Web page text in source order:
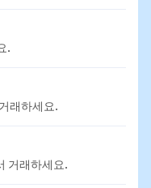
.
래하세요.
거래하세요.